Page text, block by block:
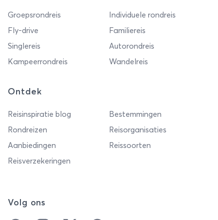
Groepsrondreis
Individuele rondreis
Fly-drive
Familiereis
Singlereis
Autorondreis
Kampeerrondreis
Wandelreis
Ontdek
Reisinspiratie blog
Bestemmingen
Rondreizen
Reisorganisaties
Aanbiedingen
Reissoorten
Reisverzekeringen
Volg ons